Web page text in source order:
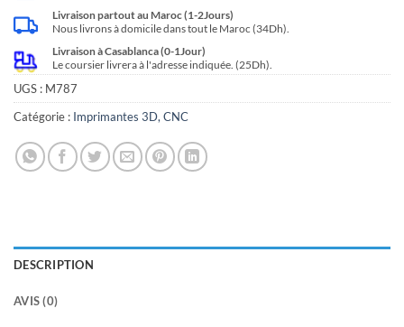
Livraison partout au Maroc (1-2Jours)
Nous livrons à domicile dans tout le Maroc (34Dh).
Livraison à Casablanca (0-1Jour)
Le coursier livrera à l'adresse indiquée. (25Dh).
UGS : M787
Catégorie : Imprimantes 3D, CNC
DESCRIPTION
AVIS (0)